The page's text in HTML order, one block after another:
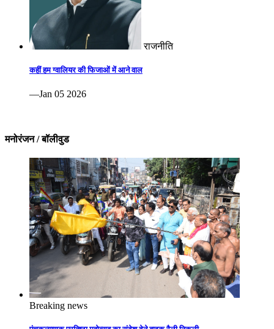
राजनीति
कहीं हम ग्वालियर की फिजाओं में आने वाल
—Jan 05 2026
मनोरंजन / बॉलीवुड
Breaking news